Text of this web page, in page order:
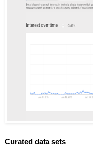
Curated data sets